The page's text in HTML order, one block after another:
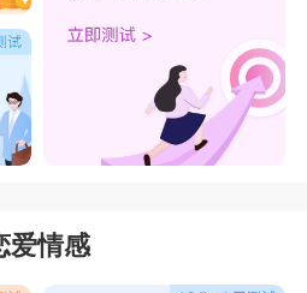
尚无大获利，亦无大亏损。
，平平地发展，亦无甚风浪。
，目前非时机，还需静候时。
观音灵签第64签
观音灵签第66签
观音灵签第68签
爱情感